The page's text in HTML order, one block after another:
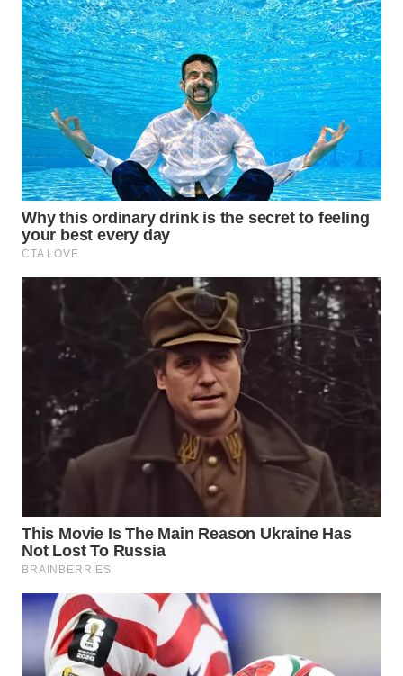
WN
SEMARANG
WN
SOLO
WN
BOROBUDUR
WN
MADURA
WN
SURABAYA
NATUNA
WN
BINTAN
MANDALIKA
WN
LIKUPANG
WN
LABUANBAJO